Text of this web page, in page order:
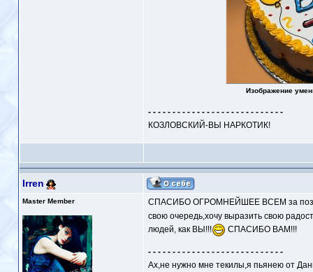
Изображение
- - - - - - - - - - - - - - - - - - - - - - - - - - - -
КОЗЛОВСКИЙ-ВЫ НАРКОТИК!
Irren
Master Member
СПАСИБО ОГРОМНЕЙШЕЕ ВСЕМ за
свою очередь,хочу выразить свою
людей, как ВЫ!!!
СПАСИБО ВАМ!!!
- - - - - - - - - - - - - - - - - - - - - - - - - - - -
Ах,не нужно мне текилы,я пьянею от